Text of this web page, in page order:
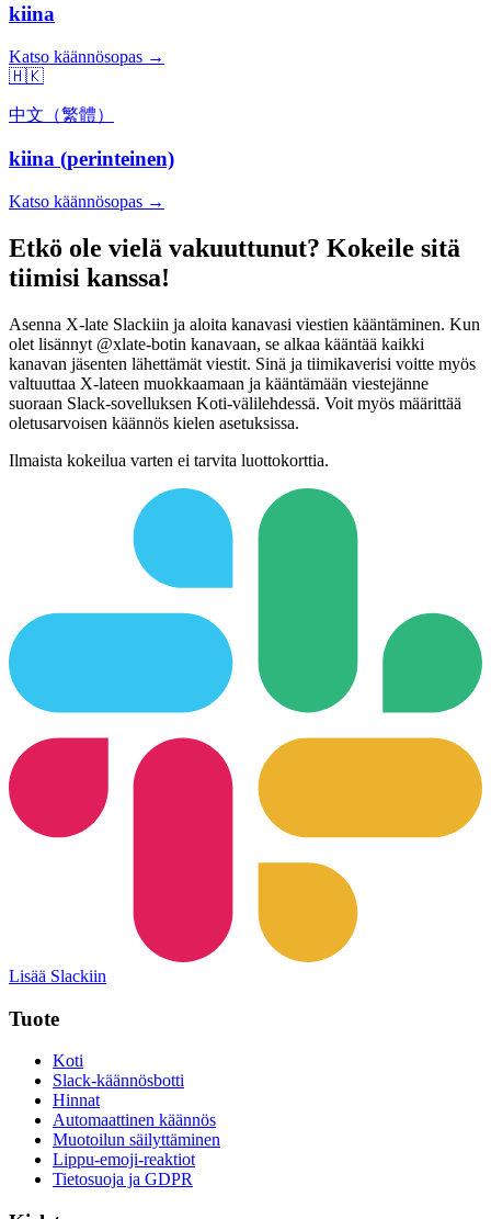
kiina
Katso käännösopas →
🇭🇰
中文（繁體）
kiina (perinteinen)
Katso käännösopas →
Etkö ole vielä vakuuttunut? Kokeile sitä
tiimisi kanssa!
Asenna X-late Slackiin ja aloita kanavasi viestien kääntäminen. Kun
olet lisännyt @xlate-botin kanavaan, se alkaa kääntää kaikki
kanavan jäsenten lähettämät viestit. Sinä ja tiimikaverisi voitte myös
valtuuttaa X-lateen muokkaamaan ja kääntämään viestejänne
suoraan Slack-sovelluksen Koti-välilehdessä. Voit myös määrittää
oletusarvoisen käännös kielen asetuksissa.
Ilmaista kokeilua varten ei tarvita luottokorttia.
Lisää Slackiin
Tuote
Koti
Slack-käännösbotti
Hinnat
Automaattinen käännös
Muotoilun säilyttäminen
Lippu-emoji-reaktiot
Tietosuoja ja GDPR